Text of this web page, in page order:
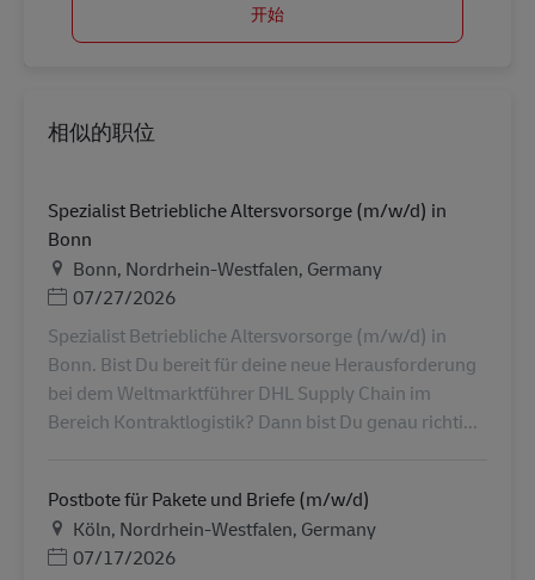
开始
相似的职位
Spezialist Betriebliche Altersvorsorge (m/w/d) in
Bonn
地点Bonn, Nordrhein-Westfalen, Germany
Posted Date
07/27/2026
Spezialist Betriebliche Altersvorsorge (m/w/d) in
Bonn. Bist Du bereit für deine neue Herausforderung
bei dem Weltmarktführer DHL Supply Chain im
Bereich Kontraktlogistik? Dann bist Du genau richti...
Postbote für Pakete und Briefe (m/w/d)
地点Köln, Nordrhein-Westfalen, Germany
Posted Date
07/17/2026